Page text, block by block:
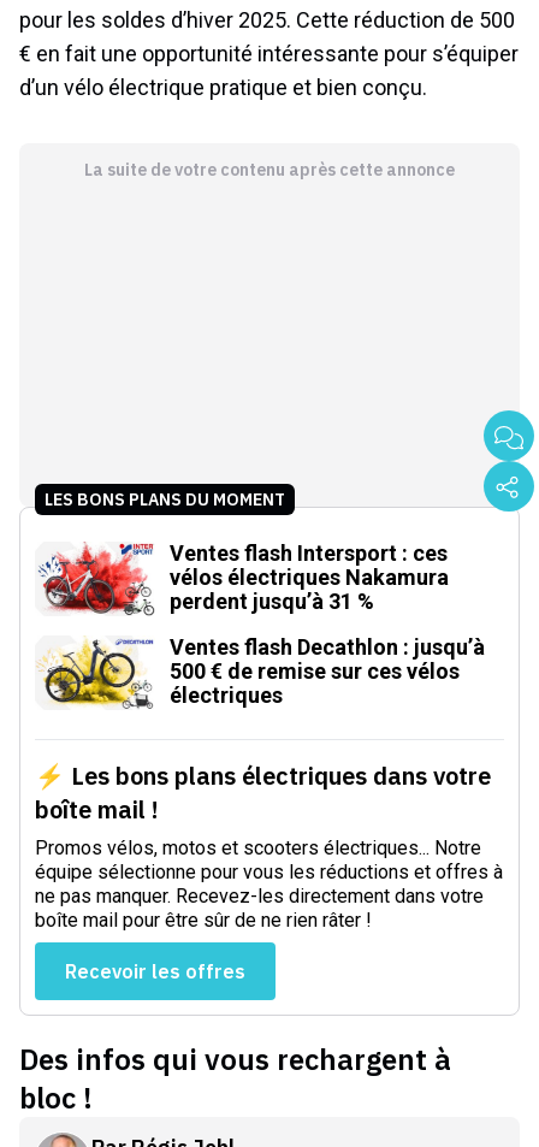
pour les soldes d’hiver 2025. Cette réduction de 500
€ en fait une opportunité intéressante pour s’équiper
d’un vélo électrique pratique et bien conçu.
La suite de votre contenu après cette annonce
LES BONS PLANS DU MOMENT
Ventes flash Intersport : ces
vélos électriques Nakamura
perdent jusqu’à 31 %
Ventes flash Decathlon : jusqu’à
500 € de remise sur ces vélos
électriques
⚡ Les bons plans électriques dans votre
boîte mail !
Promos vélos, motos et scooters électriques... Notre
équipe sélectionne pour vous les réductions et offres à
ne pas manquer. Recevez-les directement dans votre
boîte mail pour être sûr de ne rien râter !
Recevoir les offres
Des infos qui vous rechargent à
bloc !